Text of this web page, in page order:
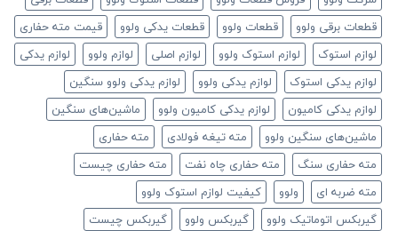
قطعات برقی ولوو
قطعات ولوو قطعات یدکی ولوو
قیمت مته حفاری
لوازم استوک
لوازم استوک ولوو لوازم اصلی لوازم ولوو
لوازم یدکی
لوازم یدکی استوک
لوازم یدکی ولوو
لوازم یدکی ولوو سنگین
لوازم یدکی کامیون
لوازم یدکی کامیون ولوو
ماشین‌های سنگین
ماشین‌های سنگین ولوو
مته تیغه فولادی
مته حفاری
مته حفاری سنگ
مته حفاری چاه نفت
مته حفاری چیست
مته ضربه ای
ولوو
کیفیت لوازم استوک ولوو
گیربکس اتوماتیک ولوو
گیربکس ولوو گیربکس چیست